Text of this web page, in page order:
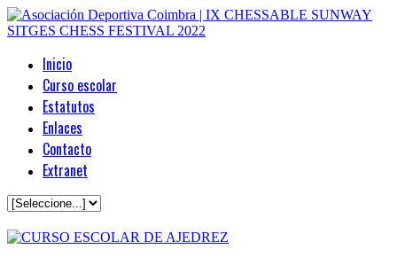
Inicio
Curso escolar
Estatutos
Enlaces
Contacto
Extranet